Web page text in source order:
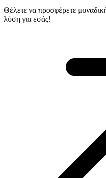
Θέλετε να προσφέρετε
λύση για εσάς!